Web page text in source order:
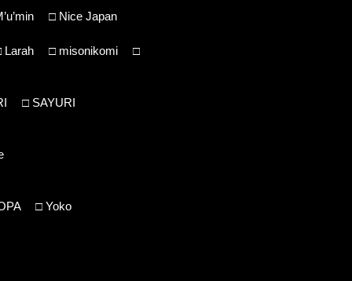
□ Nice Japan
Larah □ misonikomi □
□ SAYURI
□ Yoko